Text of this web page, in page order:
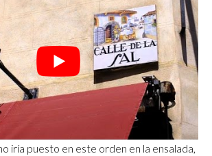
iría puesto en este orden en la ensalada,